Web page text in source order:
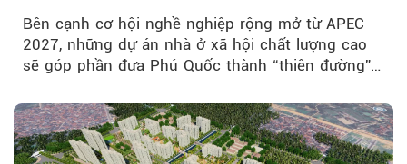
Bên cạnh cơ hội nghề nghiệp rộng mở từ APEC
2027, những dự án nhà ở xã hội chất lượng cao
sẽ góp phần đưa Phú Quốc thành “thiên đường”